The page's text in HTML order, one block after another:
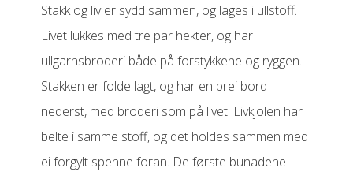
Stakk og liv er sydd sammen, og lages i ullstoff.
Livet lukkes med tre par hekter, og har
ullgarnsbroderi både på forstykkene og ryggen.
Stakken er folde lagt, og har en brei bord
nederst, med broderi som på livet. Livkjolen har
belte i samme stoff, og det holdes sammen med
ei forgylt spenne foran. De første bunadene